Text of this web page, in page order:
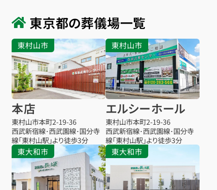
東京都の葬儀場一覧
東村山市
本店
東村山市本町2-19-36
西武新宿線･西武園線･国分寺
線「東村山駅」より徒歩3分
東村山市
エルシーホール
東村山市本町2-19-36
西武新宿線･西武園線･国分寺
線「東村山駅」より徒歩3分
東大和市 東大和市